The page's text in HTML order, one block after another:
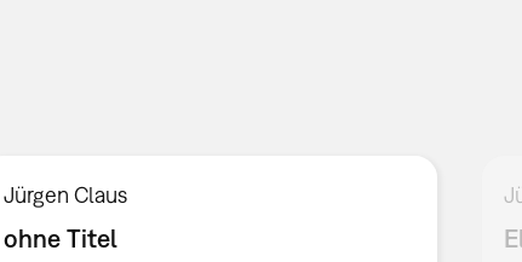
Jürgen Claus
ohne Titel